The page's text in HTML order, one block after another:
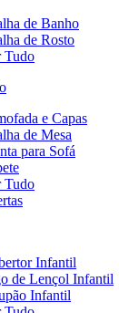
de Banho
de Rosto
Tudo
e Capas
de Mesa
para Sofá
Tudo
Infantil
de Lençol Infantil
Infantil